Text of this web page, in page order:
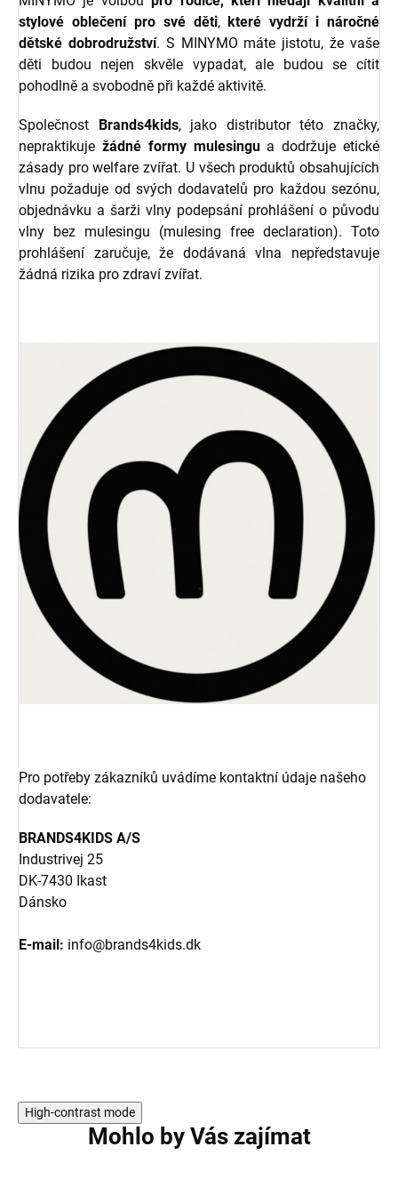
stylové oblečení pro své děti,které vydrží i náročné
dětské dobrodružství. S MINYMO máte jistotu, že vaše
děti budou nejen skvěle vypadat, ale budou se cítit
pohodlně a svobodně při každé aktivitě.
Společnost Brands4kids, jako distributor této značky,
nepraktikuje žádné formy mulesingua dodržuje etické
zásady pro welfare zvířat. U všech produktů obsahujících
vlnu požaduje od svých dodavatelů pro každou sezónu,
objednávku a šarži vlny podepsání prohlášení o původu
vlny bez mulesingu (mulesing free declaration). Toto
prohlášení zaručuje, že dodávaná vlna nepředstavuje
žádná rizika pro zdraví zvířat.
Pro potřeby zákazníků uvádíme kontaktní údaje našeho
dodavatele:
BRANDS4KIDS A/S
Industrivej 25
DK-7430 Ikast
Dánsko
E-mail: info@brands4kids.dk
High-contrast mode
Mohlo by Vás zajímat